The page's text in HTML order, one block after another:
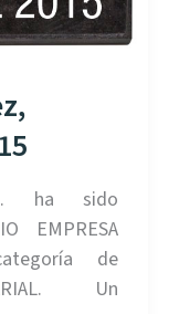
ha sido
EMPRESA
de
Un